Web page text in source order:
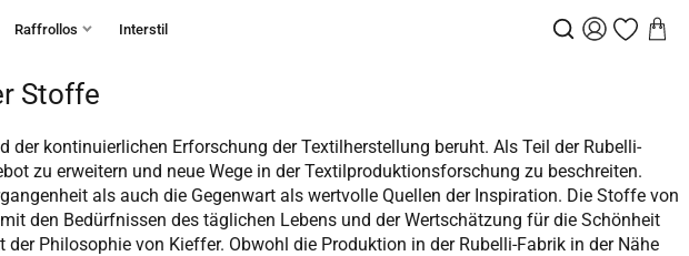
Raffrollos Interstil
Stoffe
kontinuierlichen Erforschung der Textilherstellung beruht. Als Teil der Rubelli-
zu erweitern und neue Wege in der Textilproduktionsforschung zu beschreiten.
als auch die Gegenwart als wertvolle Quellen der Inspiration. Die Stoffe von
den Bedürfnissen des täglichen Lebens und der Wertschätzung für die Schönheit
Philosophie von Kieffer. Obwohl die Produktion in der Rubelli-Fabrik in der Nähe